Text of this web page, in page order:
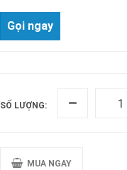
Gọi ngay
SỐ LƯỢNG:
MUA NGAY